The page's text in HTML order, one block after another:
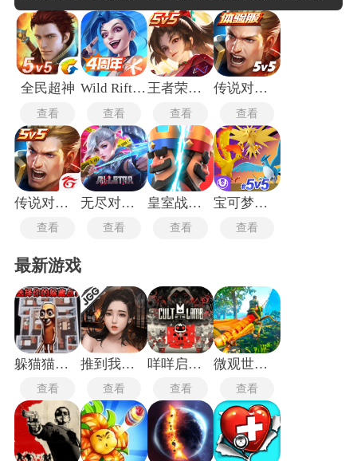
毁对方基地来获取胜利。玩家从数十位角色中挑选一位，根据
技能类型与属性成长确定前期对线位置与团队职责，随后进入
对局，通过补刀、击杀小兵或野怪获取经验与金币，逐步提升
等级并购买装备，每次回城补给与技能释放的时机选择都直接
影响兵线推进与团战节奏。部分良心moba游戏的地图视野的控
制与资源争夺需要多名成员协同行动，英雄技能的衔接顺序与
站位决定了团战的技能链能否顺畅衔接。
全民超神
查看
Wild Rift安卓版
查看
王者荣耀国际服honor of kings
查看
传说对决体验服
查看
传说对决台服
查看
无尽对决国际服
查看
皇室战争国际版
查看
宝可梦大集结国际服
查看
最新游戏
躲猫猫行动手机版
查看
推到我总裁
查看
咩咩启示录安卓版
查看
微观世界生存
查看